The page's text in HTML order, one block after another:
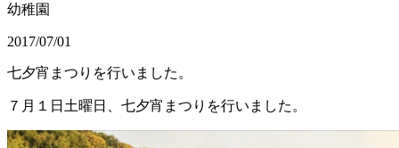
幼稚園
2017/07/01
七夕宵まつりを行いました。
７月１日土曜日、七夕宵まつりを行いました。